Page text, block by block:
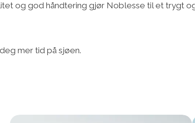
og god håndtering gjør Noblesse til et trygt
mer tid på sjøen.